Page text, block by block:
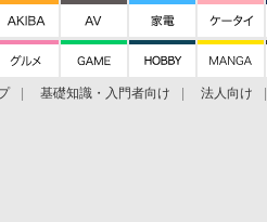
基礎知識・入門者向け 法人向け